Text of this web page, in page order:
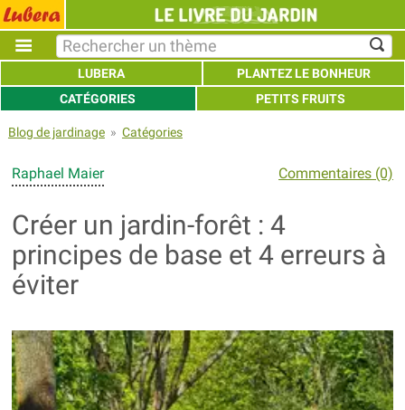
LUBERA
PLANTEZ LE BONHEUR
CATÉGORIES
PETITS FRUITS
Blog de jardinage» Catégories
Raphael Maier Commentaires (0)
Créer un jardin-forêt : 4
principes de base et 4 erreurs à
éviter